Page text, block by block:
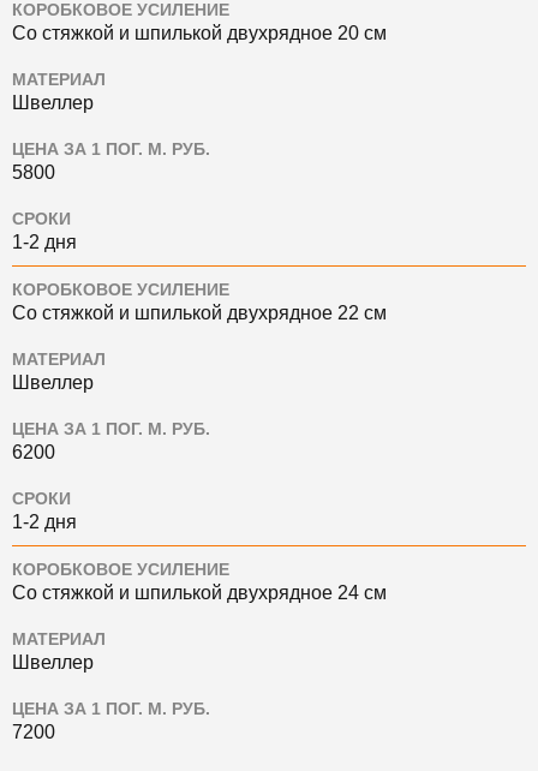
КОРОБКОВОЕ УСИЛЕНИЕ
Со стяжкой и шпилькой двухрядное 20 см
МАТЕРИАЛ
Швеллер
ЦЕНА ЗА 1 ПОГ. М. РУБ.
5800
СРОКИ
1-2 дня
КОРОБКОВОЕ УСИЛЕНИЕ
Со стяжкой и шпилькой двухрядное 22 см
МАТЕРИАЛ
Швеллер
ЦЕНА ЗА 1 ПОГ. М. РУБ.
6200
СРОКИ
1-2 дня
КОРОБКОВОЕ УСИЛЕНИЕ
Со стяжкой и шпилькой двухрядное 24 см
МАТЕРИАЛ
Швеллер
ЦЕНА ЗА 1 ПОГ. М. РУБ.
7200